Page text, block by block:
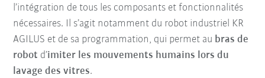
l’intégration de tous les composants et fonctionnalités
nécessaires. Il s’agit notamment du robot industriel KR
AGILUS et de sa programmation, qui permet au bras de
robot d’imiter les mouvements humains lors du
lavage des vitres.